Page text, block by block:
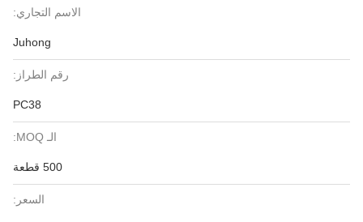
الاسم التجاري:
Juhong
رقم الطراز:
PC38
الـ MOQ:
500 قطعة
السعر: